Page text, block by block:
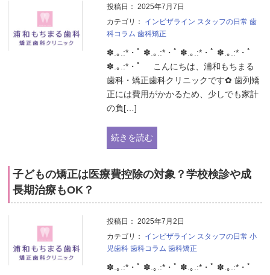
投稿日： 2025年7月7日
カテゴリ： インビザライン スタッフの日常 歯
科コラム 歯科矯正
✽.｡.:*・ﾟ ✽.｡.:*・ﾟ ✽.｡.:*・ﾟ ✽.｡.:*・ﾟ
✽.｡.:*・ﾟ こんにちは、浦和もちまる
歯科・矯正歯科クリニックです✿ 歯列矯
正には費用がかかるため、少しでも家計
の負[…]
続きを読む
子どもの矯正は医療費控除の対象？学校検診や成
長期治療もOK？
投稿日： 2025年7月2日
カテゴリ： インビザライン スタッフの日常 小
児歯科 歯科コラム 歯科矯正
✽.｡.:*・ﾟ ✽.｡.:*・ﾟ ✽.｡.:*・ﾟ ✽.｡.:*・ﾟ